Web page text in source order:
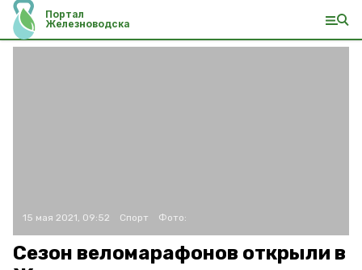
Портал
Железноводска
15 мая 2021, 09:52 Спорт Фото:
Сезон веломарафонов открыли в